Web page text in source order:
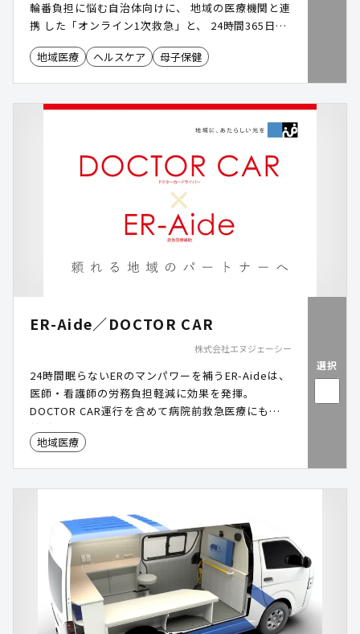
輪番負担に悩む自治体向けに、 地域の医療機関と連
携 した「オンライン1次救急」と、 24時間365日チ
ャットで医師に相談できる 「いつでもドクター」を
提供します。 診療報酬を地域の医療機関に還元する
では救急外来の患者数を 前年同期比▲24.6%まで削
減 した実績があります。 代表は 現役の開業医 (医
明・調整までリーバー社が伴走します。
地域医療 ヘルスケア 母子保健
ER-Aide／DOCTOR CAR
株式会社エヌジェーシー
24時間眠らないERのマンパワーを補うER-Aideは、
医師・看護師の労務負担軽減に効果を発揮。
DOCTOR CAR運行を含めて病院前救急医療にも貢
献が可能。
地域医療
選択